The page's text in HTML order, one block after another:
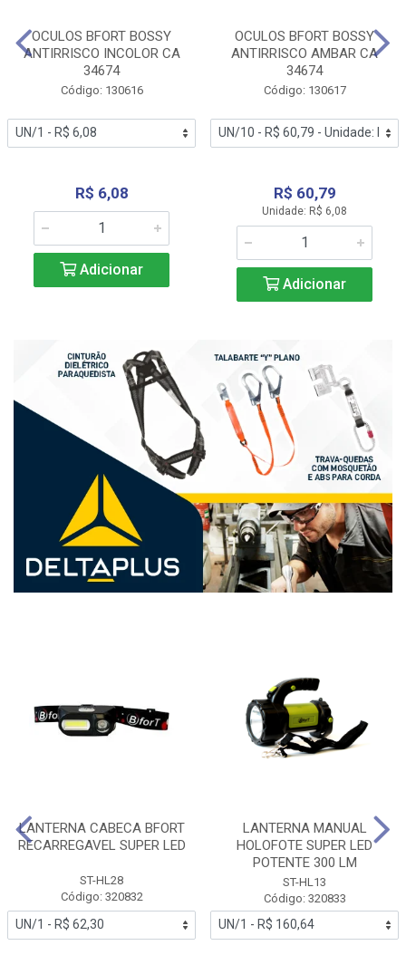
OCULOS BFORT BOSSY
ANTIRRISCO INCOLOR CA
34674
Código: 130616
R$ 6,08
Adicionar
OCULOS BFORT BOSSY
ANTIRRISCO AMBAR CA
34674
Código: 130617
R$ 60,79
Unidade: R$ 6,08
Adicionar
LANTERNA CABECA BFORT
RECARREGAVEL SUPER LED
ST-HL28
Código: 320832
LANTERNA MANUAL
HOLOFOTE SUPER LED
POTENTE 300 LM
ST-HL13
Código: 320833